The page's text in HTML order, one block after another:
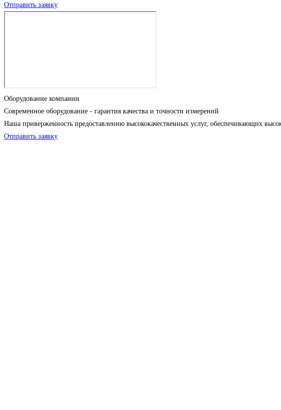
Отправить заявку
Оборудование компании
Современное оборудование - гарантия качества и точности измерений
Наша приверженность предоставлению высококачественных услуг, обеспечивающих
Отправить заявку